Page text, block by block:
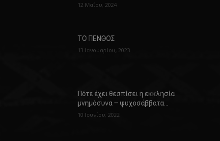
12 Μαΐου, 2024
ΤΟ ΠΕΝΘΟΣ
13 Ιανουαρίου, 2023
Πότε έχει θεσπίσει η εκκλησία
μνημόσυνα – ψυχοσάββατα…
10 Ιουνίου, 2022